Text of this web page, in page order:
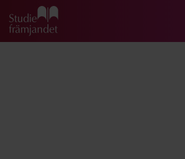
Gå till studiefrämjandets startsida